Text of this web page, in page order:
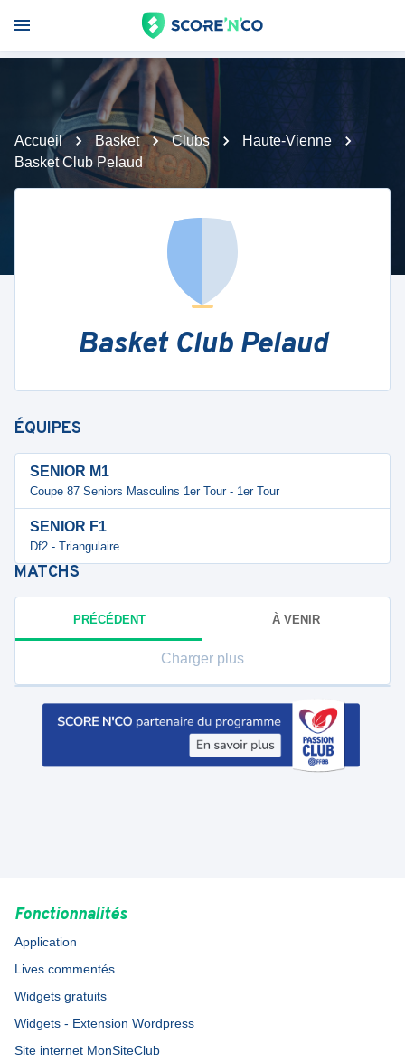
Accueil Basket Clubs
Haute-Vienne
Basket Club Pelaud
Basket Club Pelaud
ÉQUIPES
SENIOR M1
Coupe 87 Seniors Masculins 1er Tour - 1er Tour
SENIOR F1
Df2 - Triangulaire
MATCHS
PRÉCÉDENT À VENIR
Charger plus
Fonctionnalités
Application
Lives commentés
Widgets gratuits
Widgets - Extension Wordpress
Site internet MonSiteClub